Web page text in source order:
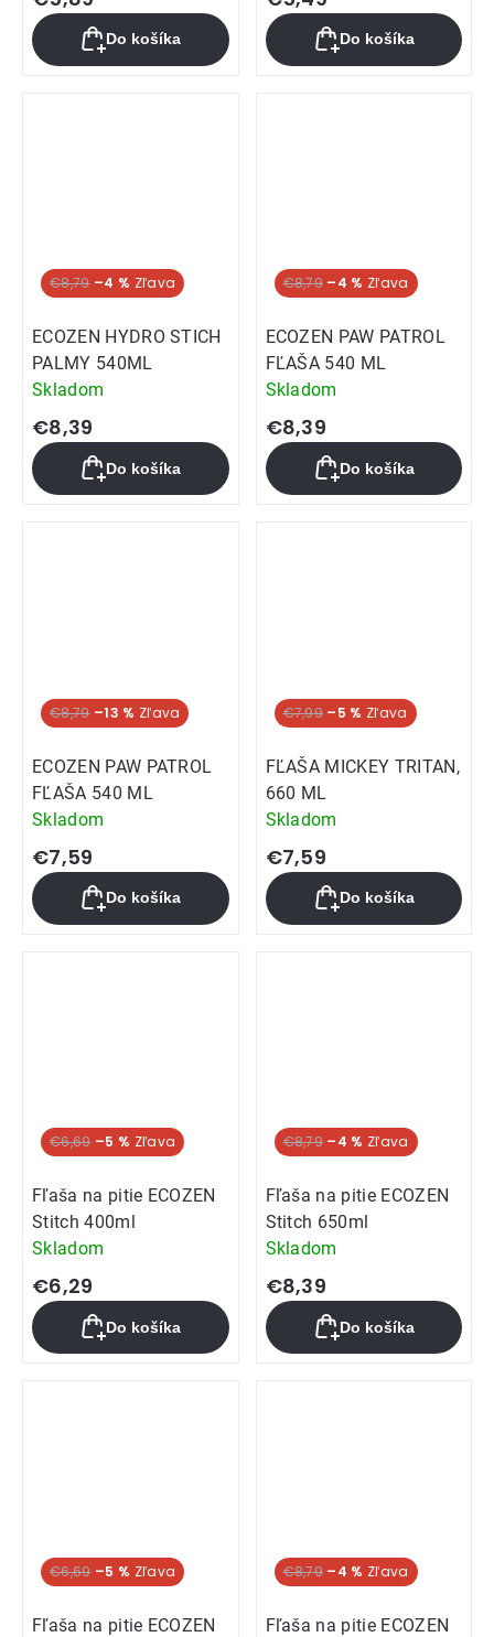
Do košíka Do košíka
€8,79 –4 %
ECOZEN HYDRO STICH
PALMY 540ML
Skladom
€8,39
Do košíka
€8,79 –4 %
ECOZEN PAW PATROL
FĽAŠA 540 ML
Skladom
€8,39
Do košíka
€8,79 –13 %
ECOZEN PAW PATROL
FĽAŠA 540 ML
Skladom
€7,59
Do košíka
€7,99 –5 %
FĽAŠA MICKEY TRITAN,
660 ML
Skladom
€7,59
Do košíka
€6,69 –5 %
Fľaša na pitie ECOZEN
Stitch 400ml
Skladom
€6,29
Do košíka
€8,79 –4 %
Fľaša na pitie ECOZEN
Stitch 650ml
Skladom
€8,39
Do košíka
€6,69 –5 %
Fľaša na pitie ECOZEN
€8,79 –4 %
Fľaša na pitie ECOZEN